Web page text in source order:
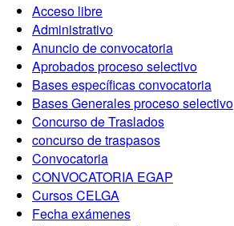
Acceso libre
Administrativo
Anuncio de convocatoria
Aprobados proceso selectivo
Bases específicas convocatoria
Bases Generales proceso selectivo
Concurso de Traslados
concurso de traspasos
Convocatoria
CONVOCATORIA EGAP
Cursos CELGA
Fecha exámenes